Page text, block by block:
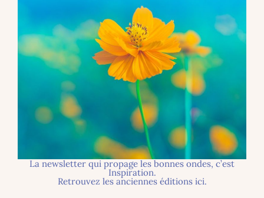
La newsletter qui propage les bonnes ondes, c’est
Inspiration.
Retrouvez les anciennes éditions ici.